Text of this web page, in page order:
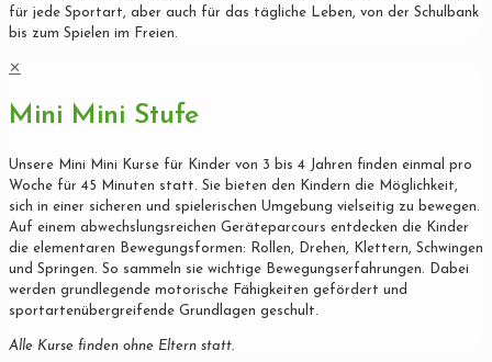
für jede Sportart, aber auch für das tägliche Leben, von der Schulbank
bis zum Spielen im Freien.
✕
Mini Mini Stufe
Unsere Mini Mini Kurse für Kinder von 3 bis 4 Jahren finden einmal pro
Woche für 45 Minuten statt. Sie bieten den Kindern die Möglichkeit,
sich in einer sicheren und spielerischen Umgebung vielseitig zu bewegen.
Auf einem abwechslungsreichen Geräteparcours entdecken die Kinder
die elementaren Bewegungsformen: Rollen, Drehen, Klettern, Schwingen
und Springen. So sammeln sie wichtige Bewegungserfahrungen. Dabei
werden grundlegende motorische Fähigkeiten gefördert und
sportartenübergreifende Grundlagen geschult.
Alle Kurse finden ohne Eltern statt.